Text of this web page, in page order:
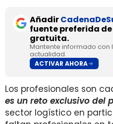
Añadir
fuente preferida
gratuita.
Mantente informado con
actualidad.
ACTIVAR AHORA
Los profesionales son
es un reto exclusivo del
sector logístico en